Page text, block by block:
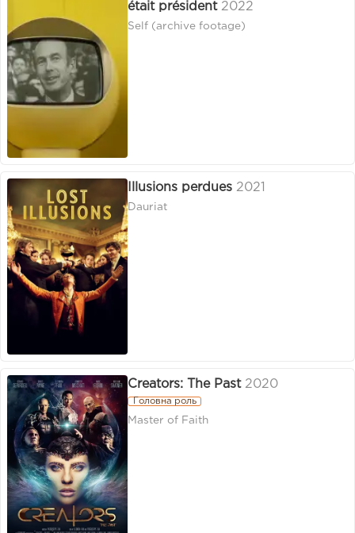
était président 2022
Self (archive footage)
Illusions perdues 2021
Dauriat
Creators: The Past 2020
Головна роль
Master of Faith